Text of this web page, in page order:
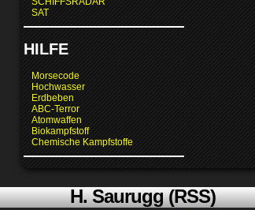
SAT
HILFE
Morsecode
Hochwasser
Erdbeben
ABC-Terror
Atomwaffen
Biokampfstoff
Chemische Kampfstoffe
H. Saurugg (RSS)